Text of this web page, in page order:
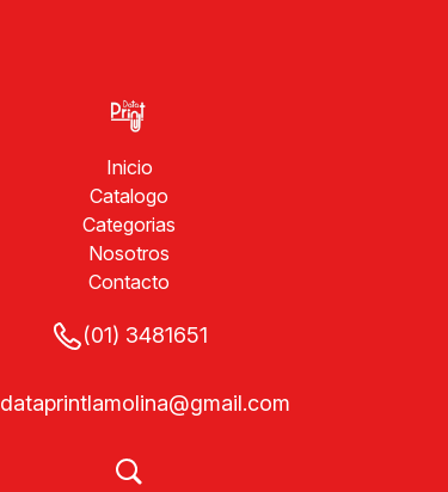
Inicio
Catalogo
Categorias
Nosotros
Contacto
(01) 3481651
dataprintlamolina@gmail.com